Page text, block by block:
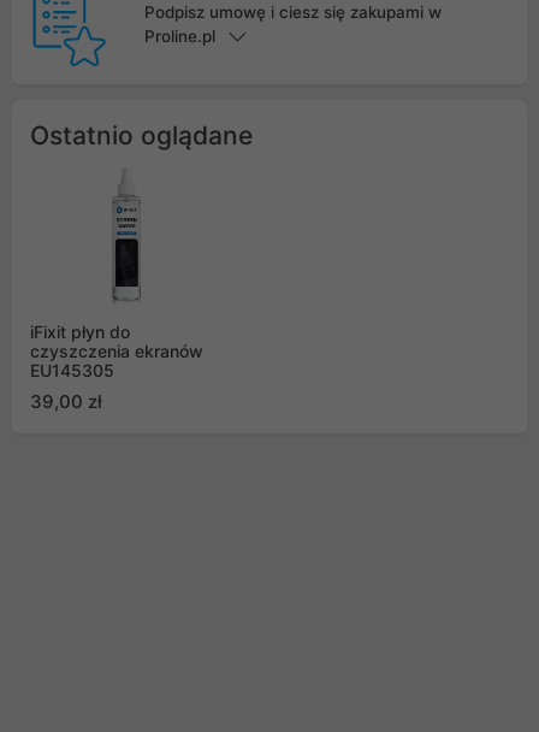
Podpisz umowę i ciesz się zakupami w
Proline.pl
Ostatnio oglądane
iFixit płyn do
czyszczenia ekranów
EU145305
39,00 zł